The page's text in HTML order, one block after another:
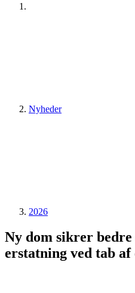
Nyheder
2026
Ny dom sikrer
erstatning ved tab af